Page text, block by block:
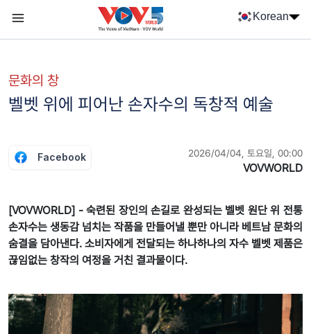
Korean
문화의 창
벨벳 위에 피어난 손자수의 독창적 예술
Facebook 2026/04/04, 토요일, 00:00
VOVWORLD
[VOVWORLD] - 숙련된 장인의 손길로 완성되는 벨벳 원단 위 전통
손자수는 생동감 넘치는 작품을 만들어낼 뿐만 아니라 베트남 문화의
숨결을 담아낸다. 소비자에게 전달되는 하나하나의 자수 벨벳 제품은
끊임없는 창작의 여정을 거친 결과물이다.